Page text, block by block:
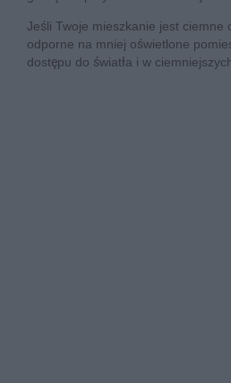
Jeśli Twoje mieszkanie jest
odporne na mniej oświetlone
dostępu do światła i w